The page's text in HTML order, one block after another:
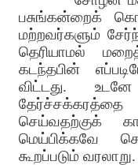
பசுங்கன்றைக்
மற்றவர்களும்
தெரியாமல்
கடந்தபின்
விட்டது.
செய்வதற்குக்
மெய்பிக்கவே
கூறப்படும் வரலாறு.